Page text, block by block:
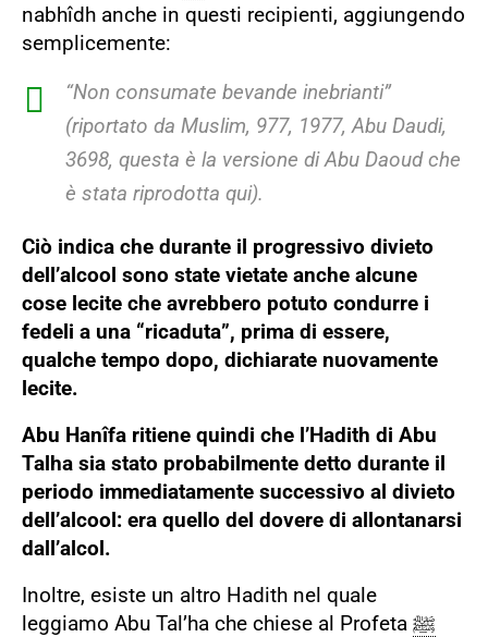
nabhîdh anche in questi recipienti, aggiungendo
semplicemente:
“Non consumate bevande inebrianti”
(riportato da Muslim, 977, 1977, Abu Daudi,
3698, questa è la versione di Abu Daoud che
è stata riprodotta qui).
Ciò indica che durante il progressivo divieto
dell’alcool sono state vietate anche alcune
cose lecite che avrebbero potuto condurre i
fedeli a una “ricaduta”, prima di essere,
qualche tempo dopo, dichiarate nuovamente
lecite.
Abu Hanîfa ritiene quindi che l’Hadith di Abu
Talha sia stato probabilmente detto durante il
periodo immediatamente successivo al divieto
dell’alcool: era quello del dovere di allontanarsi
dall’alcol.
Inoltre, esiste un altro Hadith nel quale
leggiamo Abu Tal’ha che chiese al Profeta ﷺ